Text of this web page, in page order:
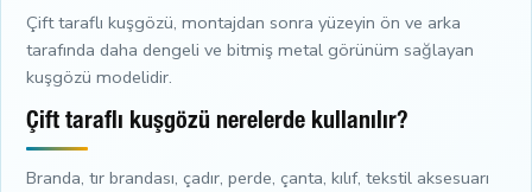
Çift taraflı kuşgözü, montajdan sonra yüzeyin ön ve arka
tarafında daha dengeli ve bitmiş metal görünüm sağlayan
kuşgözü modelidir.
Çift taraflı kuşgözü nerelerde kullanılır?
Branda, tır brandası, çadır, perde, çanta, kılıf, tekstil aksesuarı